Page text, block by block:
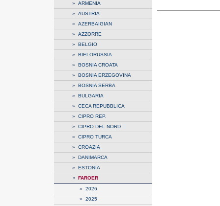
» ARMENIA
» AUSTRIA
» AZERBAIGIAN
» AZZORRE
» BELGIO
» BIELORUSSIA
» BOSNIA CROATA
» BOSNIA ERZEGOVINA
» BOSNIA SERBA
» BULGARIA
» CECA REPUBBLICA
» CIPRO REP.
» CIPRO DEL NORD
» CIPRO TURCA
» CROAZIA
» DANIMARCA
» ESTONIA
•
FAROER
» 2026
» 2025